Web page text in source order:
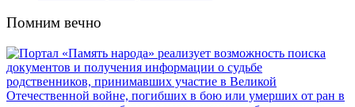
Помним вечно